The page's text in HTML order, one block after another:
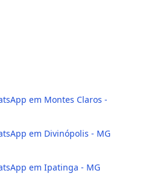
em Montes Claros -
em Divinópolis - MG
em Ipatinga - MG